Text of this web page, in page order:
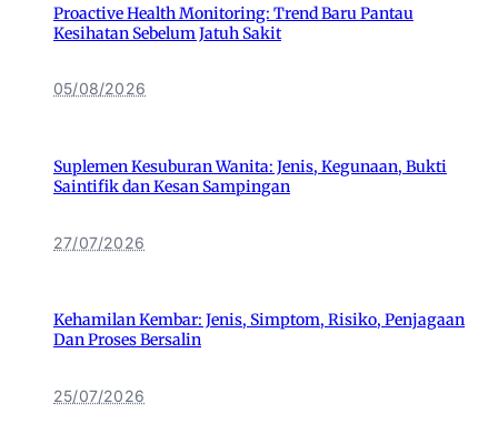
Proactive Health Monitoring: Trend Baru Pantau
Kesihatan Sebelum Jatuh Sakit
05/08/2026
Suplemen Kesuburan Wanita: Jenis, Kegunaan, Bukti
Saintifik dan Kesan Sampingan
27/07/2026
Kehamilan Kembar: Jenis, Simptom, Risiko, Penjagaan
Dan Proses Bersalin
25/07/2026